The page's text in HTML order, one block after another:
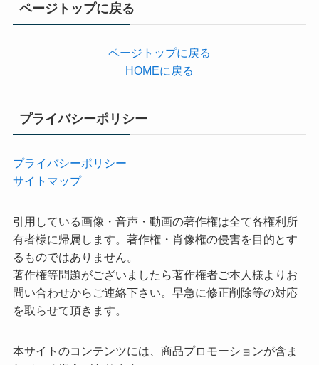
ページトップに戻る
ページトップに戻る
HOMEに戻る
プライバシーポリシー
プライバシーポリシー
サイトマップ
引用している画像・音声・動画の著作権は全て各権利所
有者様に帰属します。著作権・肖像権の侵害を目的とす
るものではありません。
著作権等問題がございましたら著作権者ご本人様よりお
問い合わせからご連絡下さい。早急に修正削除等の対応
を取らせて頂きます。
本サイトのコンテンツには、商品プロモーションが含ま